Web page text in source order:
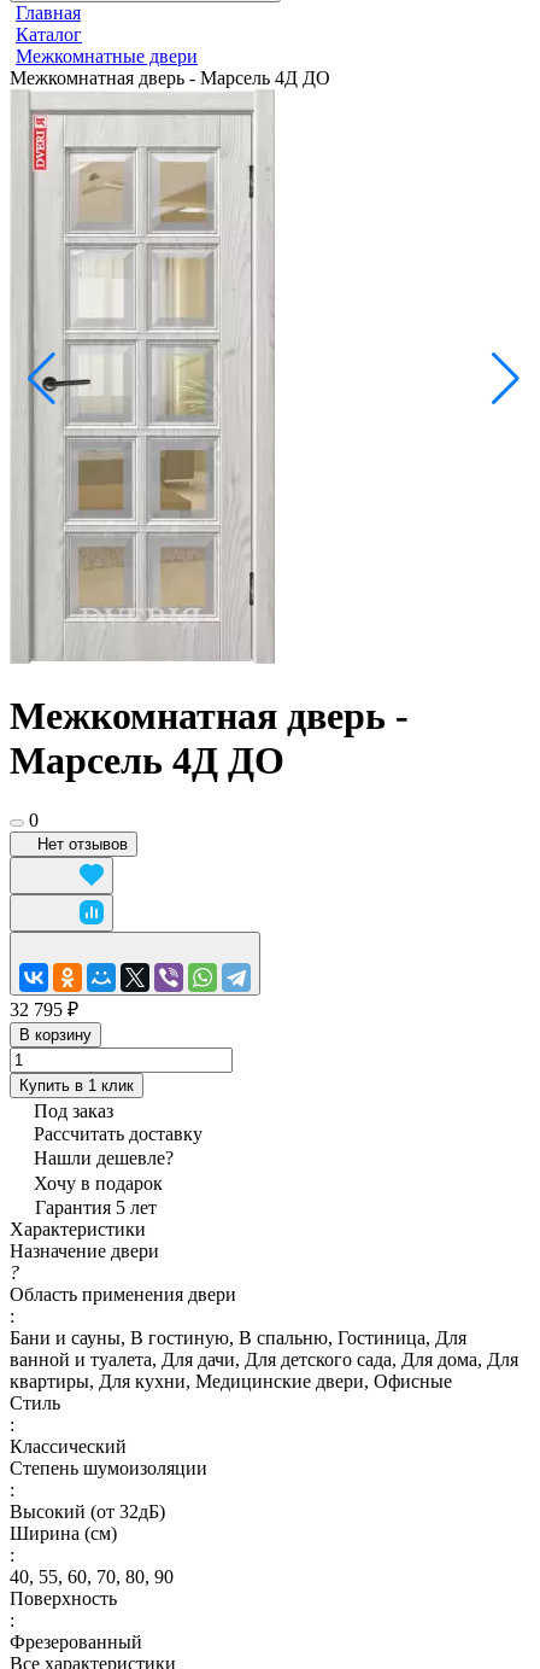
Главная
Каталог
Межкомнатные двери
Межкомнатная дверь - Марсель 4Д ДО
Межкомнатная дверь -
Марсель 4Д ДО
0
Нет отзывов
32 795 ₽
В корзину
Купить в 1 клик
Под заказ
Рассчитать доставку
Нашли дешевле?
Хочу в подарок
Гарантия 5 лет
Характеристики
Назначение двери
?
Область применения двери
:
Бани и сауны, В гостиную, В спальню, Гостиница, Для
ванной и туалета, Для дачи, Для детского сада, Для дома, Для
квартиры, Для кухни, Медицинские двери, Офисные
Стиль
:
Классический
Степень шумоизоляции
:
Высокий (от 32дБ)
Ширина (см)
:
40, 55, 60, 70, 80, 90
Поверхность
:
Фрезерованный
Все характеристики